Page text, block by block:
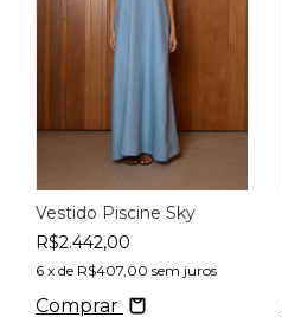
Vestido Piscine Sky
R$2.442,00
6 x de R$407,00 sem juros
Comprar